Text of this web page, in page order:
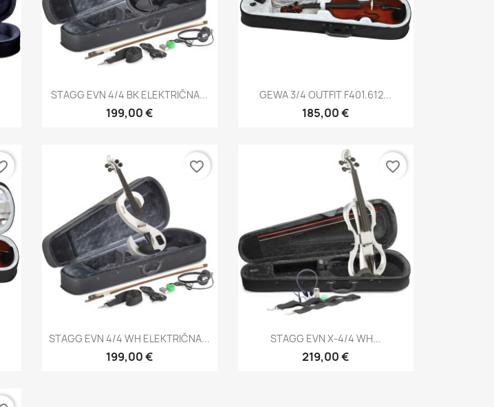
Brzi pregled
STAGG EVN 4/4 BK ELEKTRIČNA...
199,00 €
Brzi pregled
GEWA 3/4 OUTFIT F401.612...
185,00 €
 Brzi pregled
STAGG EVN 4/4 WH ELEKTRIČNA...
199,00 €
favorite_border
Brzi pregled
STAGG EVN X-4/4 WH...
219,00 €
favorite_border